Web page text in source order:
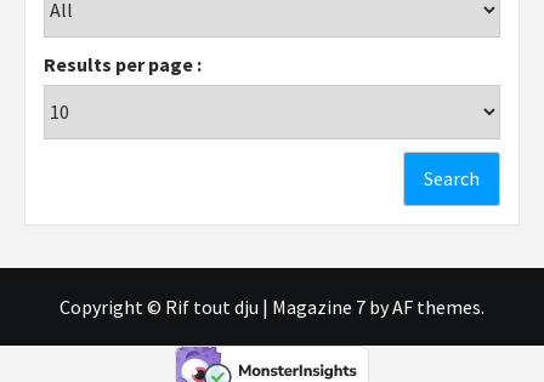
Results per page :
Copyright © Rif tout dju | Magazine 7 by AF themes.